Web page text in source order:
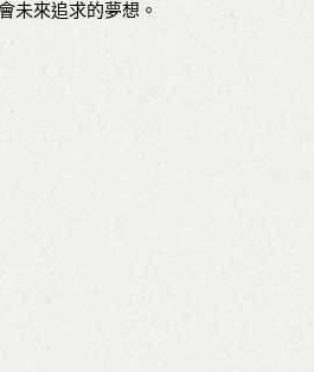
未來追求的夢想。